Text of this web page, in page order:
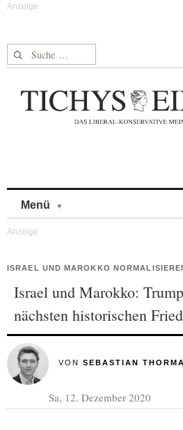
Suche nach:
Menü
ISRAEL UND MAROKKO
Israel und Marokko:
nächsten historischen
VON SEBASTIAN
Sa, 12. Dezember 2020